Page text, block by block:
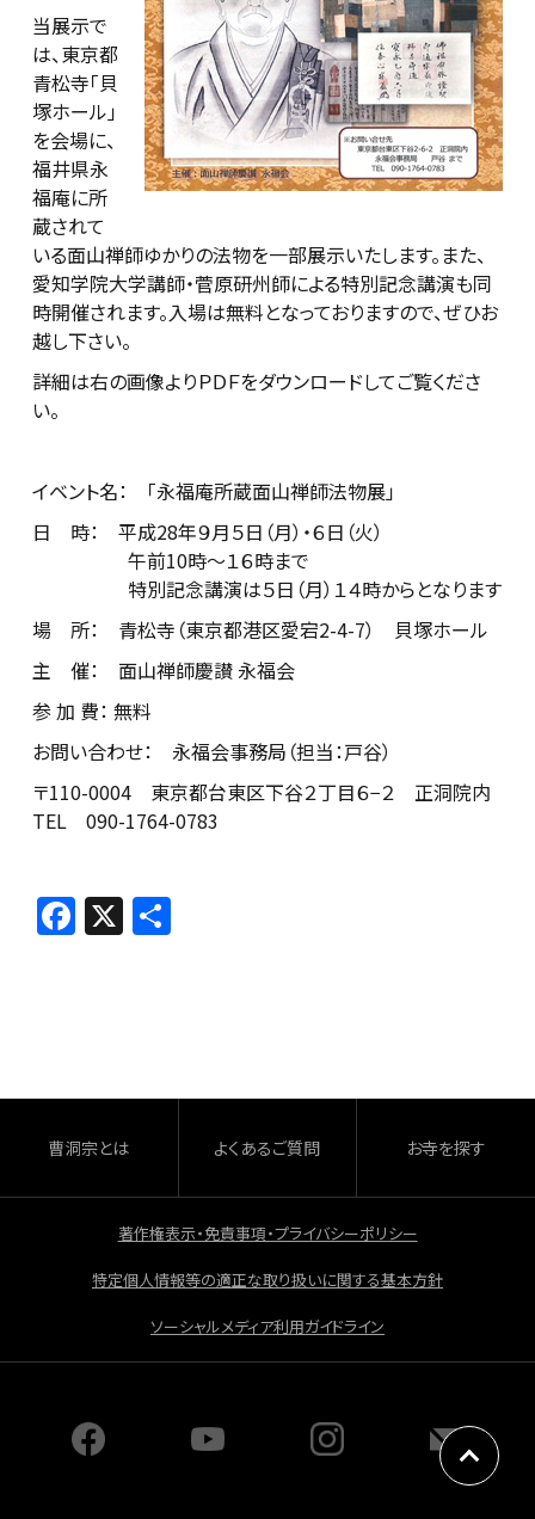
当展示で
は、東京都
青松寺「貝
塚ホール」
を会場に、
福井県永
福庵に所
蔵されて
いる面山禅師ゆかりの法物を一部展示いたします。また、
愛知学院大学講師・菅原研州師による特別記念講演も同
時開催されます。入場は無料となっておりますので、ぜひお
越し下さい。
詳細は右の画像よりＰＤＦをダウンロードしてご覧くださ
い。
イベント名： 「永福庵所蔵面山禅師法物展」
日 時： 平成28年９月５日（月）・６日（火）
午前10時～１６時まで
特別記念講演は５日（月）１４時からとなります
場 所： 青松寺（東京都港区愛宕2-4-7） 貝塚ホール
主 催： 面山禅師慶讃 永福会
参 加 費： 無料
お問い合わせ： 永福会事務局（担当：戸谷）
〒110-0004 東京都台東区下谷２丁目６−２ 正洞院内
TEL 090-1764-0783
F
a
o
o
k
X 共
曹洞宗とは よくあるご質問 お寺を探す
著作権表示・免責事項・プライバシーポリシー
特定個人情報等の適正な取り扱いに関する基本方針
ソーシャルメディア利用ガイドライン